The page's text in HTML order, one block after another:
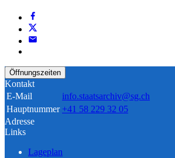
Öffnungszeiten
Kontakt
E-Mail
info.staatsarchiv@sg.ch
Hauptnummer +41 58 229 32 05
Adresse
Links
Lageplan